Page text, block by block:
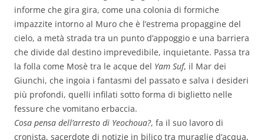
informe che gira gira, come una colonia di formiche
impazzite intorno al Muro che è l’estrema propaggine del
cielo, a metà strada tra un punto d’appoggio e una barriera
che divide dal destino imprevedibile, inquietante. Passa tra
la folla come Mosè tra le acque del Yam Suf, il Mar dei
Giunchi, che ingoia i fantasmi del passato e salva i desideri
più profondi, quelli infilati sotto forma di biglietto nelle
fessure che vomitano erbaccia.
Cosa pensa dell’arresto di Yeochoua?, fa il suo lavoro di
cronista, sacerdote di notizie in bilico tra muraglie d’acqua,